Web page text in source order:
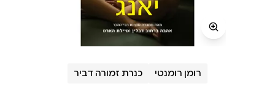
רומן רומנטי כנרת זמורה דביר